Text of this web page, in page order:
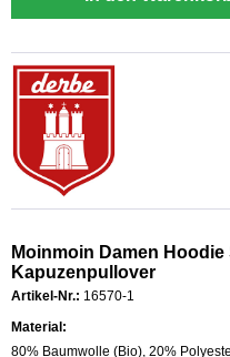
Moinmoin Damen
Kapuzenpullover
Artikel-Nr.: 16570-1
Material:
80% Baumwolle (Bio), 20%